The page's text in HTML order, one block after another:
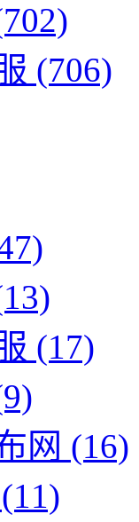
(706)
(17)
网 (16)
(11)